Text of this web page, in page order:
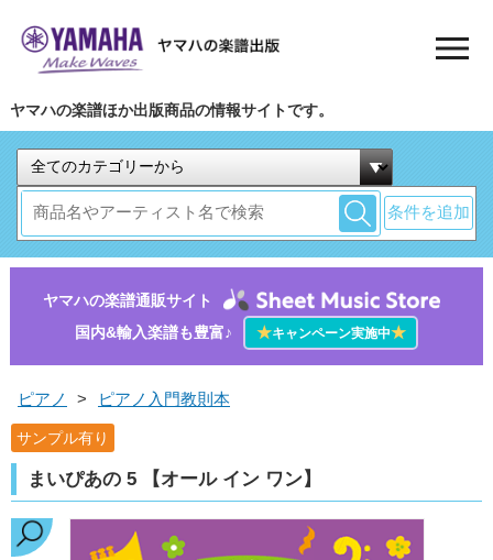
ヤマハの楽譜ほか出版商品の情報サイトです。
条件を追加
ヤマハの楽譜通販サイト
国内&輸入楽譜も豊富♪
★キャンペーン実施中★
ピアノ > ピアノ入門教則本
サンプル有り
まいぴあの 5 【オール イン ワン】